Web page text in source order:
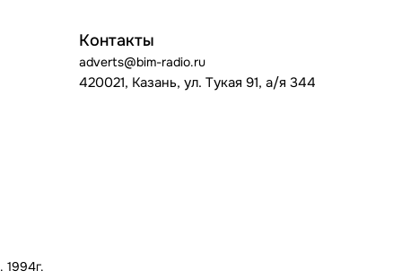
Контакты
adverts@bim-radio.ru
420021, Казань, ул. Тукая 91, а/я 344
1994г.